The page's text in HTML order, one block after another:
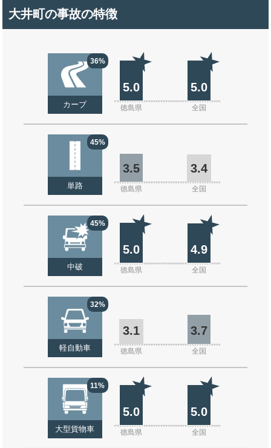
大井町の事故の特徴
36%
カーブ
5.0 5.0
徳島県 全国
45%
単路
3.5 3.4
徳島県 全国
45%
中破
5.0 4.9
徳島県 全国
32%
軽自動車
3.1 3.7
徳島県 全国
11%
大型貨物車
5.0 5.0
徳島県 全国